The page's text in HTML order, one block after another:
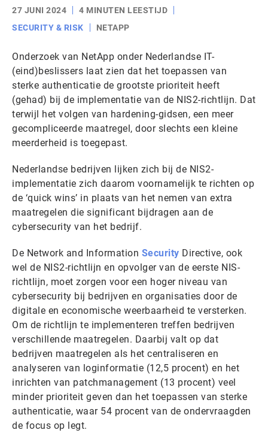
27 JUNI 2024
4 MINUTEN LEESTIJD
SECURITY & RISK
NETAPP
Onderzoek van NetApp onder Nederlandse IT-
(eind)beslissers laat zien dat het toepassen van
sterke authenticatie de grootste prioriteit heeft
(gehad) bij de implementatie van de NIS2-richtlijn. Dat
terwijl het volgen van hardening-gidsen, een meer
gecompliceerde maatregel, door slechts een kleine
meerderheid is toegepast.
Nederlandse bedrijven lijken zich bij de NIS2-
implementatie zich daarom voornamelijk te richten op
de ‘quick wins’ in plaats van het nemen van extra
maatregelen die significant bijdragen aan de
cybersecurity van het bedrijf.
De Network and Information Security Directive, ook
wel de NIS2-richtlijn en opvolger van de eerste NIS-
richtlijn, moet zorgen voor een hoger niveau van
cybersecurity bij bedrijven en organisaties door de
digitale en economische weerbaarheid te versterken.
Om de richtlijn te implementeren treffen bedrijven
verschillende maatregelen. Daarbij valt op dat
bedrijven maatregelen als het centraliseren en
analyseren van loginformatie (12,5 procent) en het
inrichten van patchmanagement (13 procent) veel
minder prioriteit geven dan het toepassen van sterke
authenticatie, waar 54 procent van de ondervraagden
de focus op legt.